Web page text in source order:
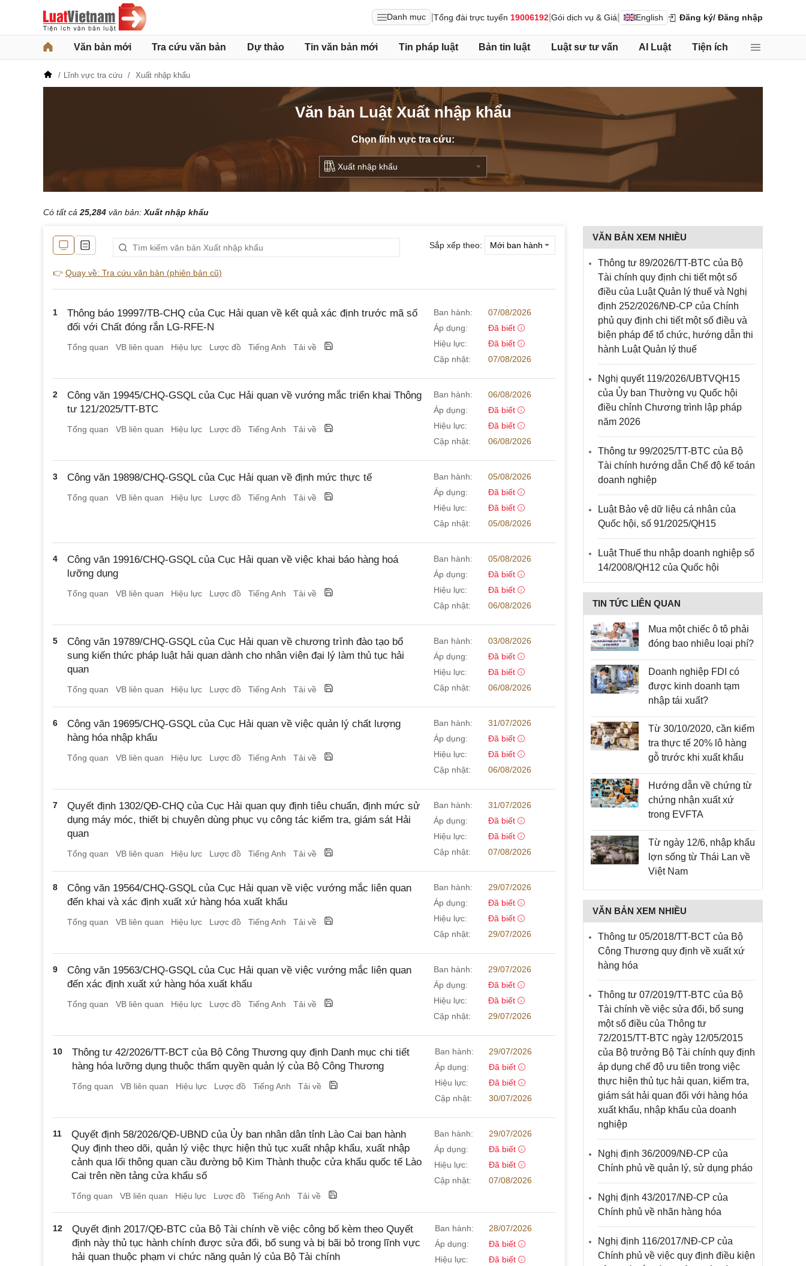
Danh mục Tổng đài trực tuyến 19006192 Gói dịch vụ & Giá English Đăng ký/ Đăng nhập
Văn bản mới Tra cứu văn bản Dự thảo Tin văn bản mới Tin pháp luật Bản tin luật Luật sư tư vấn AI Luật Tiện ích
Lĩnh vực tra cứu Xuất nhập khẩu
Văn bản Luật Xuất nhập khẩu
Chọn lĩnh vực tra cứu:
Có tất cả 25,284 văn bản: Xuất nhập khẩu
Sắp xếp theo:
👉 Quay về: Tra cứu văn bản (phiên bản cũ)
1
Thông báo 19997/TB-CHQ của Cục Hải quan về kết quả xác định trước mã số
đối với Chất đóng rắn LG-RFE-N
Tổng quan VB liên quan Hiệu lực Lược đồ Tiếng Anh Tải về
Ban hành:
07/08/2026
Áp dụng:
Đã biết
Hiệu lực:
Đã biết
Cập nhật:
07/08/2026
2
Công văn 19945/CHQ-GSQL của Cục Hải quan về vướng mắc triển khai Thông
tư 121/2025/TT-BTC
Tổng quan VB liên quan Hiệu lực Lược đồ Tiếng Anh Tải về
Ban hành:
06/08/2026
Áp dụng:
Đã biết
Hiệu lực:
Đã biết
Cập nhật:
06/08/2026
3 Công văn 19898/CHQ-GSQL của Cục Hải quan về định mức thực tế
Tổng quan VB liên quan Hiệu lực Lược đồ Tiếng Anh Tải về
Ban hành:
05/08/2026
Áp dụng:
Đã biết
Hiệu lực:
Đã biết
Cập nhật:
05/08/2026
4
Công văn 19916/CHQ-GSQL của Cục Hải quan về việc khai báo hàng hoá
lưỡng dụng
Tổng quan VB liên quan Hiệu lực Lược đồ Tiếng Anh Tải về
Ban hành:
05/08/2026
Áp dụng:
Đã biết
Hiệu lực:
Đã biết
Cập nhật:
06/08/2026
5
Công văn 19789/CHQ-GSQL của Cục Hải quan về chương trình đào tạo bổ
sung kiến thức pháp luật hải quan dành cho nhân viên đại lý làm thủ tục hải
quan
Tổng quan VB liên quan Hiệu lực Lược đồ Tiếng Anh Tải về
Ban hành:
03/08/2026
Áp dụng:
Đã biết
Hiệu lực:
Đã biết
Cập nhật:
06/08/2026
6
Công văn 19695/CHQ-GSQL của Cục Hải quan về việc quản lý chất lượng
hàng hóa nhập khẩu
Tổng quan VB liên quan Hiệu lực Lược đồ Tiếng Anh Tải về
Ban hành:
31/07/2026
Áp dụng:
Đã biết
Hiệu lực:
Đã biết
Cập nhật:
06/08/2026
7
Quyết định 1302/QĐ-CHQ của Cục Hải quan quy định tiêu chuẩn, định mức sử
dụng máy móc, thiết bị chuyên dùng phục vụ công tác kiểm tra, giám sát Hải
quan
Tổng quan VB liên quan Hiệu lực Lược đồ Tiếng Anh Tải về
Ban hành:
31/07/2026
Áp dụng:
Đã biết
Hiệu lực:
Đã biết
Cập nhật:
07/08/2026
8
Công văn 19564/CHQ-GSQL của Cục Hải quan về việc vướng mắc liên quan
đến khai và xác định xuất xứ hàng hóa xuất khẩu
Tổng quan VB liên quan Hiệu lực Lược đồ Tiếng Anh Tải về
Ban hành:
29/07/2026
Áp dụng:
Đã biết
Hiệu lực:
Đã biết
Cập nhật:
29/07/2026
9
Công văn 19563/CHQ-GSQL của Cục Hải quan về việc vướng mắc liên quan
đến xác định xuất xứ hàng hóa xuất khẩu
Tổng quan VB liên quan Hiệu lực Lược đồ Tiếng Anh Tải về
Ban hành:
29/07/2026
Áp dụng:
Đã biết
Hiệu lực:
Đã biết
Cập nhật:
29/07/2026
10
Thông tư 42/2026/TT-BCT của Bộ Công Thương quy định Danh mục chi tiết
hàng hóa lưỡng dụng thuộc thẩm quyền quản lý của Bộ Công Thương
Tổng quan VB liên quan Hiệu lực Lược đồ Tiếng Anh Tải về
Ban hành:
29/07/2026
Áp dụng:
Đã biết
Hiệu lực:
Đã biết
Cập nhật:
30/07/2026
11
Quyết định 58/2026/QĐ-UBND của Ủy ban nhân dân tỉnh Lào Cai ban hành
Quy định theo dõi, quản lý việc thực hiện thủ tục xuất nhập khẩu, xuất nhập
cảnh qua lối thông quan cầu đường bộ Kim Thành thuộc cửa khẩu quốc tế Lào
Cai trên nền tảng cửa khẩu số
Tổng quan VB liên quan Hiệu lực Lược đồ Tiếng Anh Tải về
Ban hành:
29/07/2026
Áp dụng:
Đã biết
Hiệu lực:
Đã biết
Cập nhật:
07/08/2026
12
Quyết định 2017/QĐ-BTC của Bộ Tài chính về việc công bố kèm theo Quyết
định này thủ tục hành chính được sửa đổi, bổ sung và bị bãi bỏ trong lĩnh vực
hải quan thuộc phạm vi chức năng quản lý của Bộ Tài chính
Ban hành:
28/07/2026
Áp dụng:
Đã biết
Hiệu lực:
Đã biết
VĂN BẢN XEM NHIỀU
Thông tư 89/2026/TT-BTC của Bộ
Tài chính quy định chi tiết một số
điều của Luật Quản lý thuế và Nghị
định 252/2026/NĐ-CP của Chính
phủ quy định chi tiết một số điều và
biện pháp để tổ chức, hướng dẫn thi
hành Luật Quản lý thuế
Nghị quyết 119/2026/UBTVQH15
của Ủy ban Thường vụ Quốc hội
điều chỉnh Chương trình lập pháp
năm 2026
Thông tư 99/2025/TT-BTC của Bộ
Tài chính hướng dẫn Chế độ kế toán
doanh nghiệp
Luật Bảo vệ dữ liệu cá nhân của
Quốc hội, số 91/2025/QH15
Luật Thuế thu nhập doanh nghiệp số
14/2008/QH12 của Quốc hội
TIN TỨC LIÊN QUAN
Mua một chiếc ô tô phải
đóng bao nhiêu loại phí?
Doanh nghiệp FDI có
được kinh doanh tạm
nhập tái xuất?
Từ 30/10/2020, cần kiểm
tra thực tế 20% lô hàng
gỗ trước khi xuất khẩu
Hướng dẫn về chứng từ
chứng nhận xuất xứ
trong EVFTA
Từ ngày 12/6, nhập khẩu
lợn sống từ Thái Lan về
Việt Nam
VĂN BẢN XEM NHIỀU
Thông tư 05/2018/TT-BCT của Bộ
Công Thương quy định về xuất xứ
hàng hóa
Thông tư 07/2019/TT-BTC của Bộ
Tài chính về việc sửa đổi, bổ sung
một số điều của Thông tư
72/2015/TT-BTC ngày 12/05/2015
của Bộ trưởng Bộ Tài chính quy định
áp dụng chế độ ưu tiên trong việc
thực hiện thủ tục hải quan, kiểm tra,
giám sát hải quan đối với hàng hóa
xuất khẩu, nhập khẩu của doanh
nghiệp
Nghị định 36/2009/NĐ-CP của
Chính phủ về quản lý, sử dụng pháo
Nghị định 43/2017/NĐ-CP của
Chính phủ về nhãn hàng hóa
Nghị định 116/2017/NĐ-CP của
Chính phủ về việc quy định điều kiện